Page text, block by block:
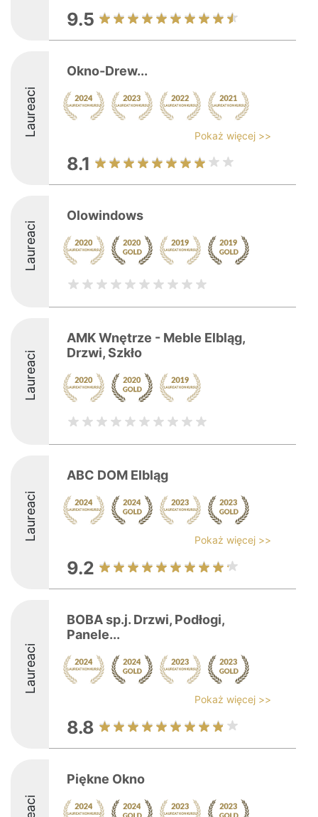
9.5
Laureaci
Okno-Drew...
Pokaż więcej >>
8.1
Laureaci
Olowindows
Laureaci
AMK Wnętrze - Meble Elbląg,
Drzwi, Szkło
Laureaci
ABC DOM Elbląg
Pokaż więcej >>
9.2
Laureaci
BOBA sp.j. Drzwi, Podłogi,
Panele...
Pokaż więcej >>
8.8
Piękne Okno